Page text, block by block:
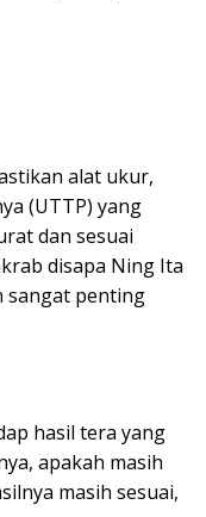
alat ukur,
(UTTP) yang
dan sesuai
disapa Ning Ita
sangat penting
hasil tera yang
apakah masih
masih sesuai,